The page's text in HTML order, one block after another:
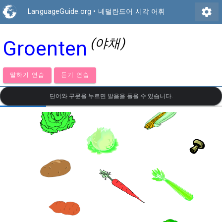
LanguageGuide.org • 네덜란드어 시각 어휘 settings
Groenten (야채)
말하기 연습 듣기 연습
단어와 구문을 누르면 발음을 들을 수 있습니다.